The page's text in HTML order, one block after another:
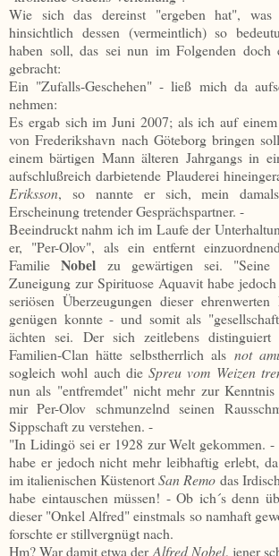
Wie sich das dereinst "ergeben hat",
hinsichtlich dessen (vermeintlich) so
haben soll, das sei nun im Folgenden doch
gebracht:
Ein "Zufalls-Geschehen" - ließ mich da
nehmen:
Es ergab sich im Juni 2007; als ich auf
von Frederikshavn nach Göteborg bringen
einem bärtigen Mann älteren Jahrgangs in
aufschlußreich darbietende Plauderei
Eriksson, so nannte er sich, mein
Erscheinung tretender Gesprächspartner. -
Beeindruckt nahm ich im Laufe der
er, "Per-Olov", als ein entfernt
FamilieNobel zu gewärtigen sei. "Seine
Zuneigung zur Spirituose Aquavit habe
seriösen Überzeugungen dieser
genügen konnte - und somit als
ächten sei. Der sich zeitlebens distinguiert
Familien-Clan hätte selbstherrlich als not
sogleich wohl auch dieSpreu vom Weizen
nun als "entfremdet" nicht mehr zur
mir Per-Olov schmunzelnd seinen
Sippschaft zu verstehen. -
"In Lidingö sei er 1928 zur Welt gekommen.
habe er jedoch nicht mehr leibhaftig erlebt,
im italienischen KüstenortSan Remo das
habe eintauschen müssen! - Ob ich´s denn
dieser "Onkel Alfred" einstmals so namhaft
forschte er stillvergnügt nach.
Hm? War damit etwa derAlfred Nobel, jener